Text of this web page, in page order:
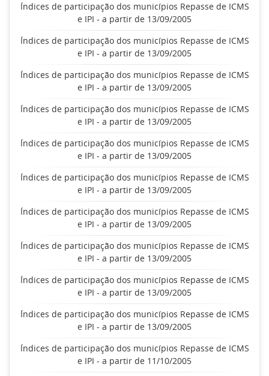
Índices de participação dos municípios Repasse de ICMS
e IPI - a partir de 13/09/2005
Índices de participação dos municípios Repasse de ICMS
e IPI - a partir de 13/09/2005
Índices de participação dos municípios Repasse de ICMS
e IPI - a partir de 13/09/2005
Índices de participação dos municípios Repasse de ICMS
e IPI - a partir de 13/09/2005
Índices de participação dos municípios Repasse de ICMS
e IPI - a partir de 13/09/2005
Índices de participação dos municípios Repasse de ICMS
e IPI - a partir de 13/09/2005
Índices de participação dos municípios Repasse de ICMS
e IPI - a partir de 13/09/2005
Índices de participação dos municípios Repasse de ICMS
e IPI - a partir de 13/09/2005
Índices de participação dos municípios Repasse de ICMS
e IPI - a partir de 13/09/2005
Índices de participação dos municípios Repasse de ICMS
e IPI - a partir de 13/09/2005
Índices de participação dos municípios Repasse de ICMS
e IPI - a partir de 11/10/2005